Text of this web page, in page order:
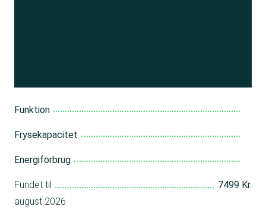
Funktion
Frysekapacitet
Energiforbrug
Fundet til
7499 Kr.
august 2026